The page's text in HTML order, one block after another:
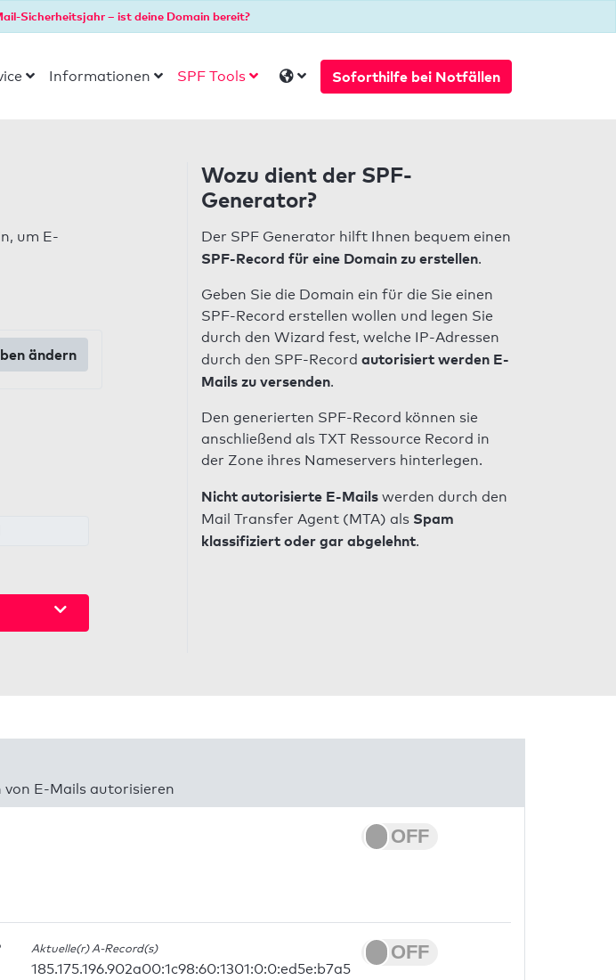
Sicherheitsjahr – ist deine Domain bereit?
Informationen SPF Tools Soforthilfe bei Notfällen
um E-
ändern
Wozu dient der SPF-
Generator?
Der SPF Generator hilft Ihnen bequem einen
SPF-Record für eine Domain zu erstellen.
Geben Sie die Domain ein für die Sie einen
SPF-Record erstellen wollen und legen Sie
durch den Wizard fest, welche IP-Adressen
durch den SPF-Record autorisiert werden E-
Mails zu versenden.
Den generierten SPF-Record können sie
anschließend als TXT Ressource Record in
der Zone ihres Nameservers hinterlegen.
Nicht autorisierte E-Mails werden durch den
Mail Transfer Agent (MTA) als Spam
klassifiziert oder gar abgelehnt.
von E-Mails autorisieren
Aktuelle(r) A-Record(s)
185.175.196.902a00:1c98:60:1301:0:0:ed5e:b7a5